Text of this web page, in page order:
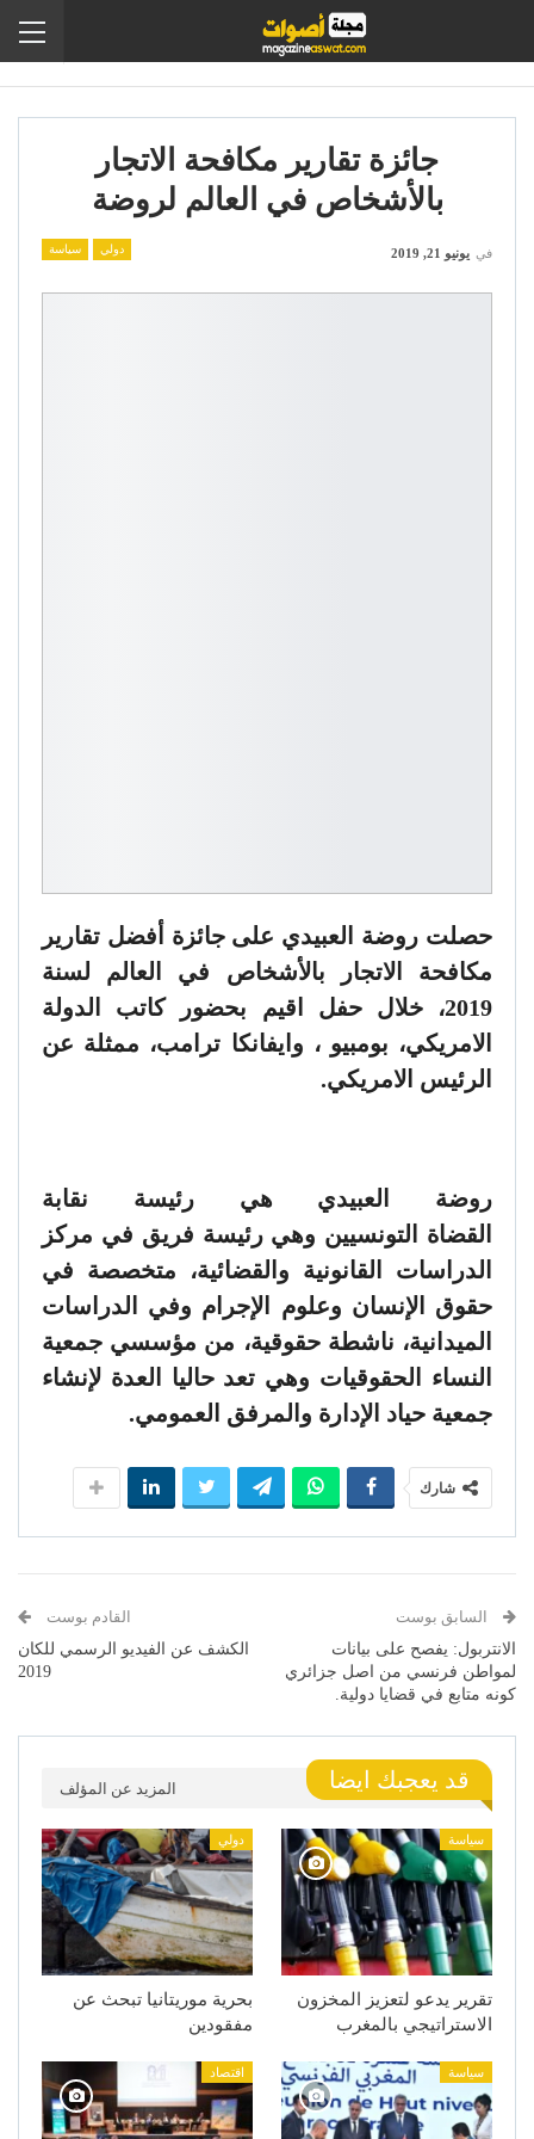
جائزة تقارير مكافحة الاتجار
بالأشخاص في العالم لروضة
دولي سياسة في يونيو 21, 2019
حصلت روضة العبيدي على جائزة أفضل تقارير
مكافحة الاتجار بالأشخاص في العالم لسنة
2019، خلال حفل اقيم بحضور كاتب الدولة
الامريكي، بومبيو ، وايفانكا ترامب، ممثلة عن
الرئيس الامريكي.
روضة العبيدي هي رئيسة نقابة
القضاة التونسيين وهي رئيسة فريق في مركز
الدراسات القانونية والقضائية، متخصصة في
حقوق الإنسان وعلوم الإجرام وفي الدراسات
الميدانية، ناشطة حقوقية، من مؤسسي جمعية
النساء الحقوقيات وهي تعد حاليا العدة لإنشاء
جمعية حياد الإدارة والمرفق العمومي.
شارك
السابق بوست
الانتربول: يفصح على بيانات
لمواطن فرنسي من اصل جزائري
كونه متابع في قضايا دولية.
القادم بوست
الكشف عن الفيديو الرسمي للكان
2019
قد يعجبك ايضا المزيد عن المؤلف
سياسة
تقرير يدعو لتعزيز المخزون
الاستراتيجي بالمغرب
دولي
بحرية موريتانيا تبحث عن
مفقودين
سياسة اقتصاد